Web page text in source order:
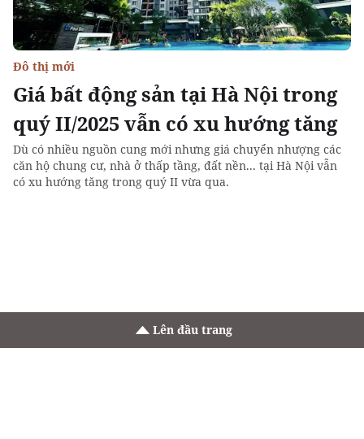
Giá bất động sản tại Hà Nội trong
quý II/2025 vẫn có xu hướng tăng
Đô thị mới
Dù có nhiều nguồn cung mới nhưng giá chuyển nhượng các
căn hộ chung cư, nhà ở thấp tầng, đất nền... tại Hà Nội vẫn
có xu hướng tăng trong quý II vừa qua.
Lên đầu trang